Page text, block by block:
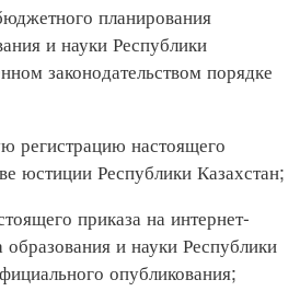
планирования
и науки Республики
законодательством порядке
настоящего
юстиции Республики Казахстан;
приказа на интернет-
и науки Республики
опубликования;